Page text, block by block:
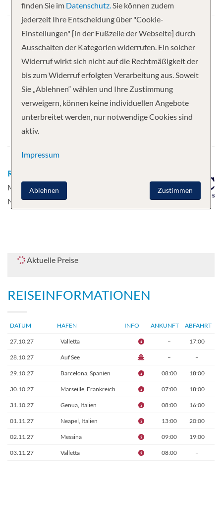
Ihre Kreuzfahrt
7 Nächte MSC World Asia
Abfahrt
Route
Marseille, Frankreich - Genua, Italien -
Neapel, Italien - Messina - Valletta
Aktuelle Preise
REISEINFORMATIONEN
DATUM HAFEN INFO ANKUNFT ABFAHRT
27.10.27 Valletta – 17:00
28.10.27 Auf See – –
29.10.27 Barcelona, Spanien 08:00 18:00
30.10.27 Marseille, Frankreich 07:00 18:00
31.10.27 Genua, Italien 08:00 16:00
01.11.27 Neapel, Italien 13:00 20:00
02.11.27 Messina 09:00 19:00
03.11.27 Valletta 08:00 –
finden Sie im Datenschutz.Sie können zudem
jederzeit Ihre Entscheidung über "Cookie-
Einstellungen" [in der Fußzeile der Webseite] durch
Ausschalten der Kategorien widerrufen. Ein solcher
Widerruf wirkt sich nicht auf die Rechtmäßigkeit der
bis zum Widerruf erfolgten Verarbeitung aus. Soweit
Sie „Ablehnen“ wählen und Ihre Zustimmung
verweigern, können keine individuellen Angebote
unterbreitet werden, nur notwendige Cookies sind
aktiv.
Impressum
Zustimmen
Ablehnen